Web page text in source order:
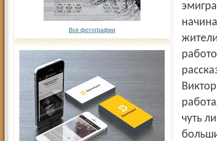
Все фотографии
чуть